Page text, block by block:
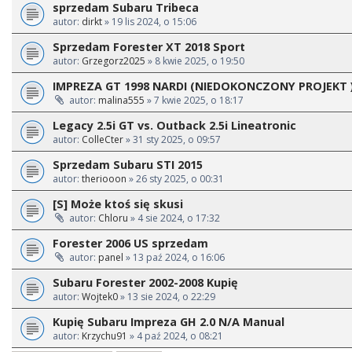
sprzedam Subaru Tribeca
autor: dirkt» 19 lis 2024, o 15:06
Sprzedam Forester XT 2018 Sport
autor: Grzegorz2025 » 8 kwie 2025, o 19:50
IMPREZA GT 1998 NARDI (NIEDOKONCZONY PROJEKT
autor: malina555 » 7 kwie 2025, o 18:17
Legacy 2.5i GT vs. Outback 2.5i Lineatronic
autor: ColleCter» 31 sty 2025, o 09:57
Sprzedam Subaru STI 2015
autor: theriooon » 26 sty 2025, o 00:31
[S] Może ktoś się skusi
autor: Chloru » 4 sie 2024, o 17:32
Forester 2006 US sprzedam
autor: panel » 13 paź 2024, o 16:06
Subaru Forester 2002-2008 Kupię
autor: Wojtek0» 13 sie 2024, o 22:29
Kupię Subaru Impreza GH 2.0 N/A Manual
autor: Krzychu91 » 4 paź 2024, o 08:21